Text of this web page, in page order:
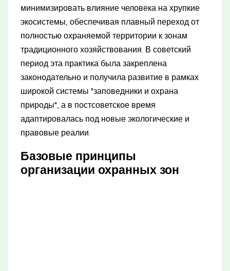
минимизировать влияние человека на хрупкие
экосистемы, обеспечивая плавный переход от
полностью охраняемой территории к зонам
традиционного хозяйствования. В советский
период эта практика была закреплена
законодательно и получила развитие в рамках
широкой системы "заповедники и охрана
природы", а в постсоветское время
адаптировалась под новые экологические и
правовые реалии.
Базовые принципы
организации охранных зон